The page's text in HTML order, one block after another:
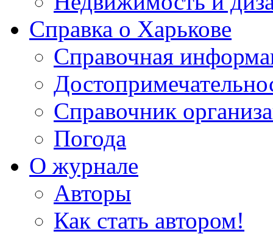
Справка о Харькове
Справочная
Справочник
Погода
О журнале
Авторы
Как стать автором!